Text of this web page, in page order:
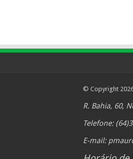
© Copyright
R. Bahia, 60,
Telefone:
E-mail: